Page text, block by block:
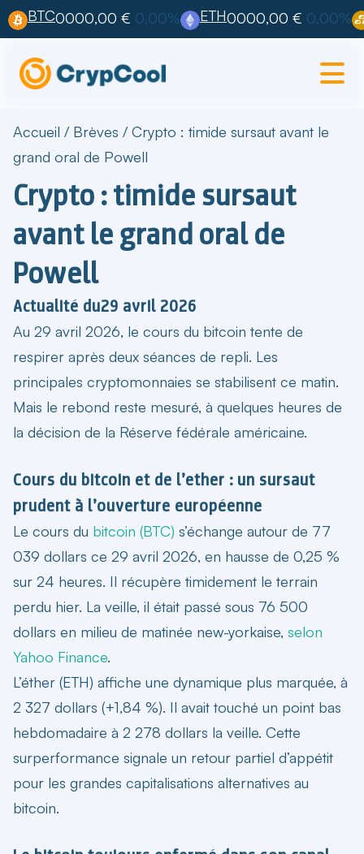
BTC0000,00 € 0,00% ETH0000,00 € 0,00%
Accueil / Brèves / Crypto : timide sursaut avant le
grand oral de Powell
Crypto : timide sursaut
avant le grand oral de
Powell
Actualité du29 avril 2026
Au 29 avril 2026, le cours du bitcoin tente de
respirer après deux séances de repli. Les
principales cryptomonnaies se stabilisent ce matin.
Mais le rebond reste mesuré, à quelques heures de
la décision de la Réserve fédérale américaine.
Cours du bitcoin et de l’ether : un sursaut
prudent à l’ouverture européenne
Le cours du bitcoin (BTC) s’échange autour de 77
039 dollars ce 29 avril 2026, en hausse de 0,25 %
sur 24 heures. Il récupère timidement le terrain
perdu hier. La veille, il était passé sous 76 500
dollars en milieu de matinée new-yorkaise, selon
Yahoo Finance.
L’éther (ETH) affiche une dynamique plus marquée, à
2 327 dollars (+1,84 %). Il avait touché un point bas
hebdomadaire à 2 278 dollars la veille. Cette
surperformance signale un retour partiel d’appétit
pour les grandes capitalisations alternatives au
bitcoin.